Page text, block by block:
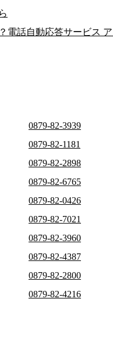
電話自動応答サービス
0879-82-3939
0879-82-1181
0879-82-2898
0879-82-6765
0879-82-0426
0879-82-7021
0879-82-3960
0879-82-4387
0879-82-2800
0879-82-4216